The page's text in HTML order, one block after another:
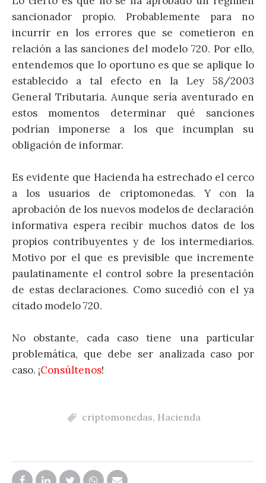
sancionador propio. Probablemente para no
incurrir en los errores que se cometieron en
relación a las sanciones del modelo 720. Por ello,
entendemos que lo oportuno es que se aplique lo
establecido a tal efecto en la Ley 58/2003
General Tributaria. Aunque sería aventurado en
estos momentos determinar qué sanciones
podrían imponerse a los que incumplan su
obligación de informar.
Es evidente que Hacienda ha estrechado el cerco
a los usuarios de criptomonedas. Y con la
aprobación de los nuevos modelos de declaración
informativa espera recibir muchos datos de los
propios contribuyentes y de los intermediarios.
Motivo por el que es previsible que incremente
paulatinamente el control sobre la presentación
de estas declaraciones. Como sucedió con el ya
citado modelo 720.
No obstante, cada caso tiene una particular
problemática, que debe ser analizada caso por
caso. ¡Consúltenos!
criptomonedas, Hacienda